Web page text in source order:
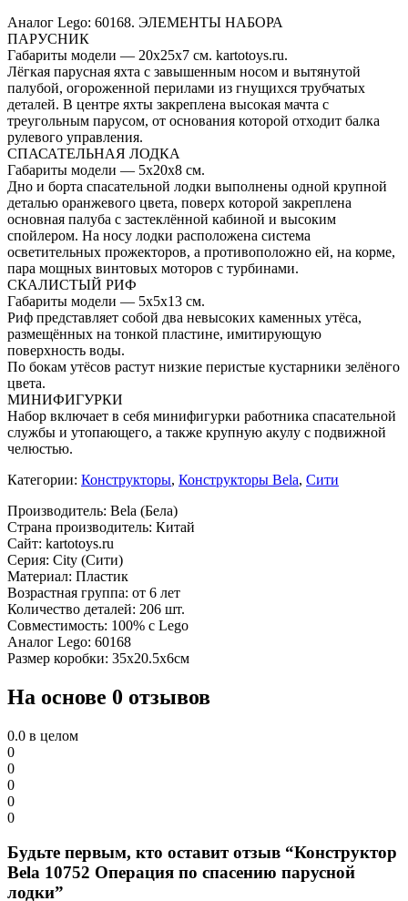
Аналог Lego: 60168. ЭЛЕМЕНТЫ НАБОРА
ПАРУСНИК
Габариты модели — 20x25x7 см. kartotoys.ru.
Лёгкая парусная яхта с завышенным носом и вытянутой
палубой, огороженной перилами из гнущихся трубчатых
деталей. В центре яхты закреплена высокая мачта с
треугольным парусом, от основания которой отходит балка
рулевого управления.
СПАСАТЕЛЬНАЯ ЛОДКА
Габариты модели — 5x20x8 см.
Дно и борта спасательной лодки выполнены одной крупной
деталью оранжевого цвета, поверх которой закреплена
основная палуба с застеклённой кабиной и высоким
спойлером. На носу лодки расположена система
осветительных прожекторов, а противоположно ей, на корме,
пара мощных винтовых моторов с турбинами.
СКАЛИСТЫЙ РИФ
Габариты модели — 5x5x13 см.
Риф представляет собой два невысоких каменных утёса,
размещённых на тонкой пластине, имитирующую
поверхность воды.
По бокам утёсов растут низкие перистые кустарники зелёного
цвета.
МИНИФИГУРКИ
Набор включает в себя минифигурки работника спасательной
службы и утопающего, а также крупную акулу с подвижной
челюстью.
Категории: Конструкторы, Конструкторы Bela, Сити
Производитель: Bela (Бела)
Страна производитель: Китай
Сайт: kartotoys.ru
Серия: City (Сити)
Материал: Пластик
Возрастная группа: от 6 лет
Количество деталей: 206 шт.
Совместимость: 100% с Lego
Аналог Lego: 60168
Размер коробки: 35х20.5х6см
На основе 0 отзывов
0.0 в целом
0
0
0
0
0
Будьте первым, кто оставит отзыв “Конструктор
Bela 10752 Операция по спасению парусной
лодки”